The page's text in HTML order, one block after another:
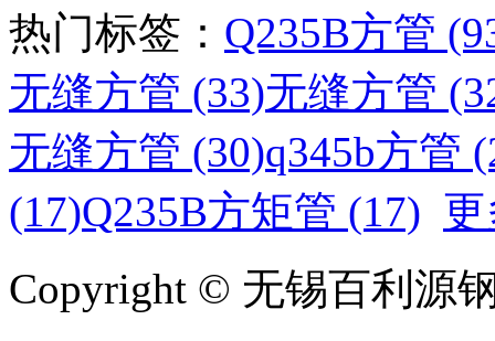
热门标签： Q235B方管
无缝方管 (33)无缝方管
无缝方管 (30)q345b方管
(17)Q235B方矩管 (17)
Copyright © 无锡百利源